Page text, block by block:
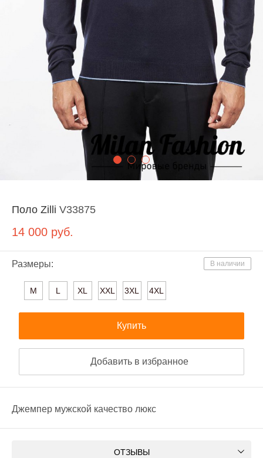
Поло Zilli V33875
14 000 руб.
В наличии
Размеры:
M L XL XXL 3XL 4XL
Купить
Добавить в избранное
Джемпер мужской качество люкс
ОТЗЫВЫ